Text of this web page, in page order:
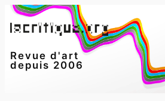
Aller
au
Revue d'art
depuis 2006